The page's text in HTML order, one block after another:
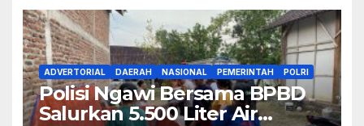
ADVERTORIAL DAERAH NASIONAL PEMERINTAH POLRI
Polisi Ngawi Bersama BPBD
Salurkan 5.500 Liter Air